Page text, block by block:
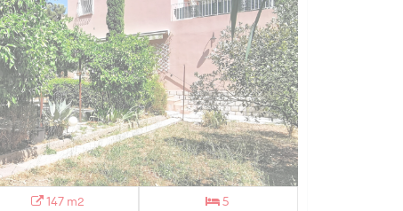
147 m2
5